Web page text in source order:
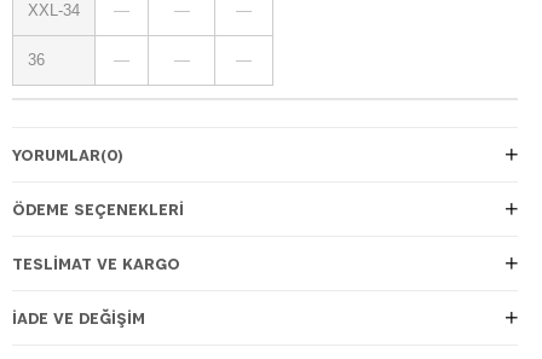
XXL-34 — — —
36 — — —
YORUMLAR(0)
ÖDEME SEÇENEKLERI
TESLIMAT VE KARGO
İADE VE DEĞIŞIM